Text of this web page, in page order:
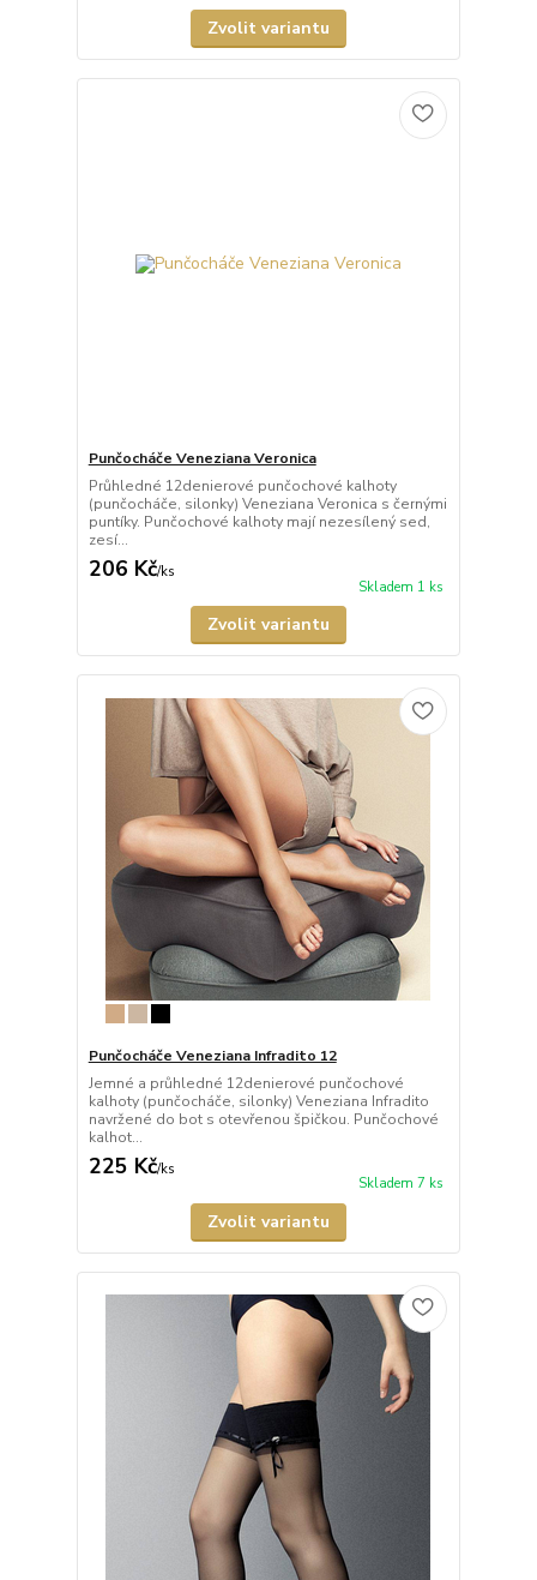
Zvolit variantu
Punčocháče Veneziana Veronica
Průhledné 12denierové punčochové kalhoty
(punčocháče, silonky) Veneziana Veronica s černými
puntíky. Punčochové kalhoty mají nezesílený sed,
zesí...
206 Kč/ks
Skladem 1 ks
Zvolit variantu
Punčocháče Veneziana Infradito 12
Jemné a průhledné 12denierové punčochové
kalhoty (punčocháče, silonky) Veneziana Infradito
navržené do bot s otevřenou špičkou. Punčochové
kalhot...
225 Kč/ks
Skladem 7 ks
Zvolit variantu